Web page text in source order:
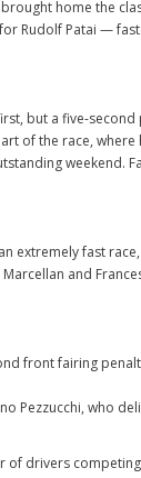
home the
Rudolf Patai —
but a five-
of the race,
weekend.
extremely fast
and
front fairing
Pezzucchi, who
drivers